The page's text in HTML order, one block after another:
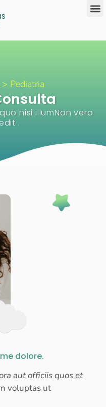
Pediatria
nisi illumNon vero
.
dolore.
aut officiis quos et
voluptas ut